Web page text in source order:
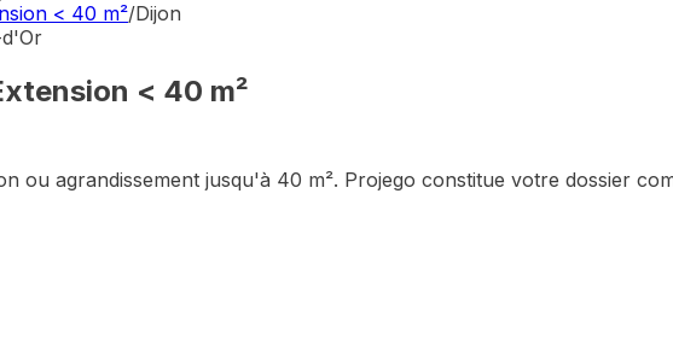
< 40 m²/Dijon
< 40 m²
ou agrandissement jusqu'à 40 m². Projego constitue votre dossier